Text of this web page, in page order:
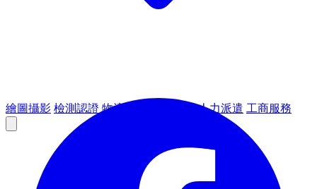
繪圖攝影 檢測認證 物流倉儲 人力派遣 工商服務